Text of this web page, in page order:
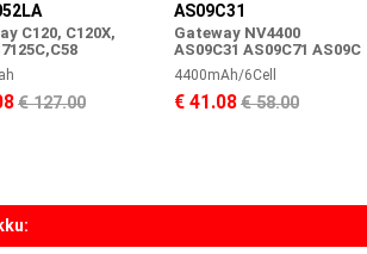
C120, C120X,
€ 127.00
AS09C31
Gateway NV4400
AS09C31 AS09C71 AS09C
4400mAh/6Cell
€ 41.08€ 58.00